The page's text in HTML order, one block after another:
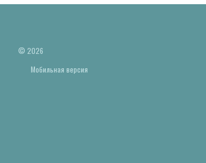
© 2026
Мобильная версия